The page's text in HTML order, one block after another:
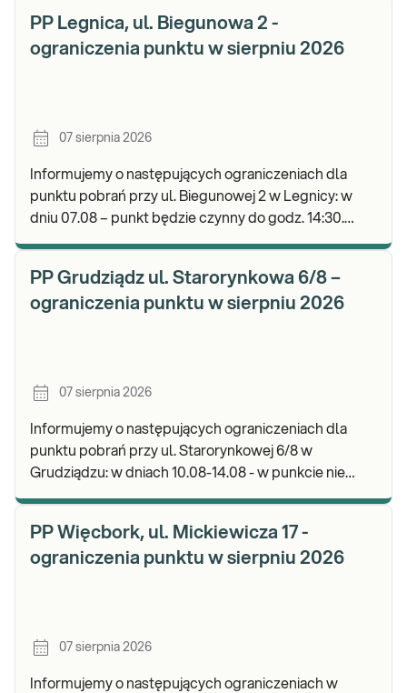
PP Legnica, ul. Biegunowa 2 -
ograniczenia punktu w sierpniu 2026
07 sierpnia 2026
Informujemy o następujących ograniczeniach dla
punktu pobrań przy ul. Biegunowej 2 w Legnicy: w
dniu 07.08 – punkt będzie czynny do godz. 14:30.
PP Grudziądz ul. Starorynkowa 6/8 –
ograniczenia punktu w sierpniu 2026
07 sierpnia 2026
Informujemy o następujących ograniczeniach dla
punktu pobrań przy ul. Starorynkowej 6/8 w
Grudziądzu: w dniach 10.08-14.08 - w punkcie nie
PP Więcbork, ul. Mickiewicza 17 -
ograniczenia punktu w sierpniu 2026
07 sierpnia 2026
Informujemy o następujących ograniczeniach w